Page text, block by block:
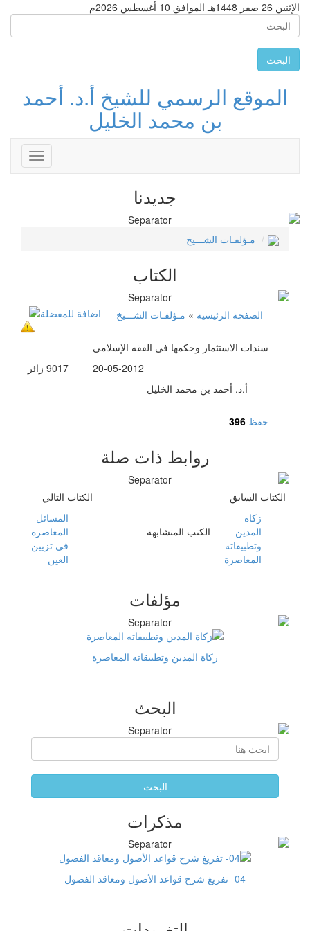
الإثنين 26 صفر 1448هـ الموافق 10 أغسطس 2026م
البحث
الموقع الرسمي للشيخ أ.د. أحمد
بن محمد الخليل
Toggle
جديدنا
مـؤلفـات الشـــيخ
الكتاب
الصفحة الرئيسية » مـؤلفـات الشـــيخ
سندات الاستثمار وحكمها في الفقه الإسلامي
9017 زائر
20-05-2012
أ.د. أحمد بن محمد الخليل
حفظ 396
روابط ذات صلة
الكتاب السابق
زكاة
المدين
وتطبيقاته
المعاصرة
الكتب المتشابهة
الكتاب التالي
المسائل
المعاصرة
في تزيين
العين
مؤلفات
زكاة المدين وتطبيقاته المعاصرة
البحث
البحث
مذكرات
04- تفريغ شرح قواعد الأصول ومعاقد الفصول